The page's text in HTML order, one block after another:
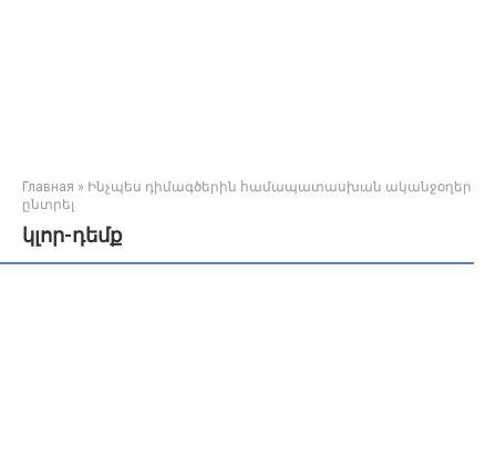
Главная » Ինչպես դիմագծերին համապատասխան ականջօղեր
ընտրել
կլոր-դեմք